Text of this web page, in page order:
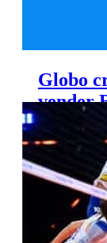
Globo
vender